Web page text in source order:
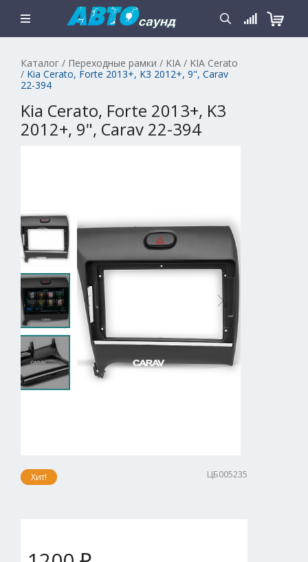
Каталог / Переходные рамки / KIA / KIA Cerato
/ Kia Cerato, Forte 2013+, K3 2012+, 9", Carav
22-394
Kia Cerato, Forte 2013+, K3
2012+, 9", Carav 22-394
Хит! ЦБ005235